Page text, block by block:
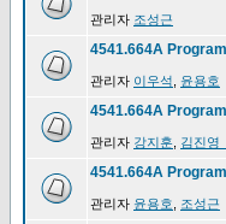
관리자 조성근
4541.664A
관리자 이우석 윤용호
4541.664A
관리자 강지훈 김진영_
4541.664A
관리자 윤용호 조성근